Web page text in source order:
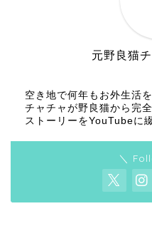
元野良猫
空き地で何年もお外生活
チャチャが野良猫から完
ストーリーをYouTubeに
＼